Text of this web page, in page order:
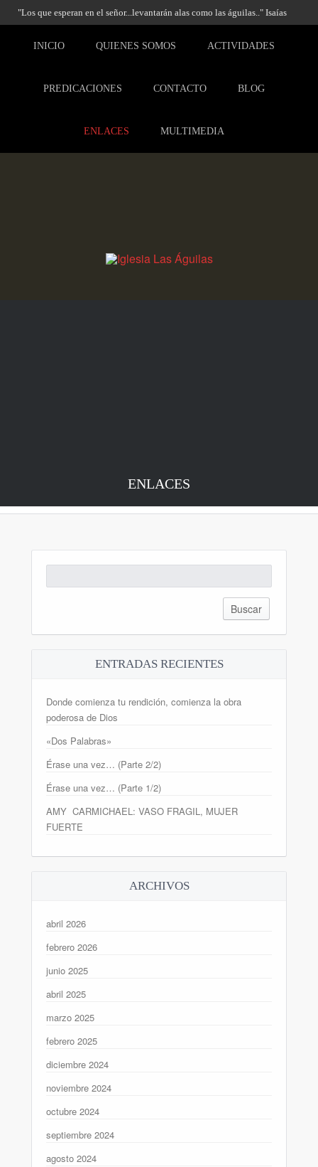
"Los que esperan en el señor...levantarán alas como las águilas.." Isaías
INICIO
QUIENES SOMOS ACTIVIDADES
PREDICACIONES CONTACTO BLOG
ENLACES MULTIMEDIA
ENLACES
ENTRADAS RECIENTES
Donde comienza tu rendición, comienza la obra
poderosa de Dios
«Dos Palabras»
Érase una vez… (Parte 2/2)
Érase una vez… (Parte 1/2)
AMY CARMICHAEL: VASO FRAGIL, MUJER
FUERTE
ARCHIVOS
abril 2026
febrero 2026
junio 2025
abril 2025
marzo 2025
febrero 2025
diciembre 2024
noviembre 2024
octubre 2024
septiembre 2024
agosto 2024